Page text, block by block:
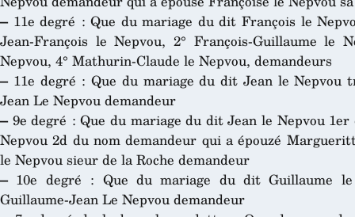
–11e degré : Que du mariage du dit François le
Jean-François le Nepvou, 2° François-Guillaume le
Nepvou, 4° Mathurin-Claude le Nepvou, demandeurs
–11e degré : Que du mariage du dit Jean le Nepvou
Jean Le Nepvou demandeur
–9e degré : Que du mariage du dit Jean le Nepvou 1er
Nepvou 2d du nom demandeur qui a épouzé
le Nepvou sieur de la Roche demandeur
–10e degré : Que du mariage du dit Guillaume le
Guillaume-Jean Le Nepvou demandeur